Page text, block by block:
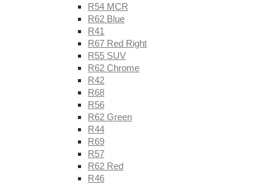
R54 MCR
R62 Blue
R41
R67 Red Right
R55 SUV
R62 Chrome
R42
R68
R56
R62 Green
R44
R69
R57
R62 Red
R46